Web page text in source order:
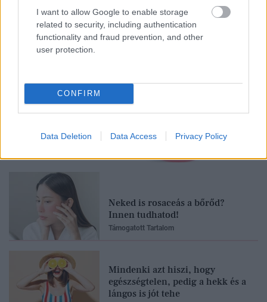
I want to allow Google to enable storage
related to security, including authentication
functionality and fraud prevention, and other
user protection.
CONFIRM
Data Deletion Data Access Privacy Policy
Feliratkozom
Neked is rosaceás a bőrőd?
Innen tudhatod!
Támogatott Tartalom
Mindenki azt hiszi, hogy
egészségtelen, pedig a hekk és a
lángos is jót tehe